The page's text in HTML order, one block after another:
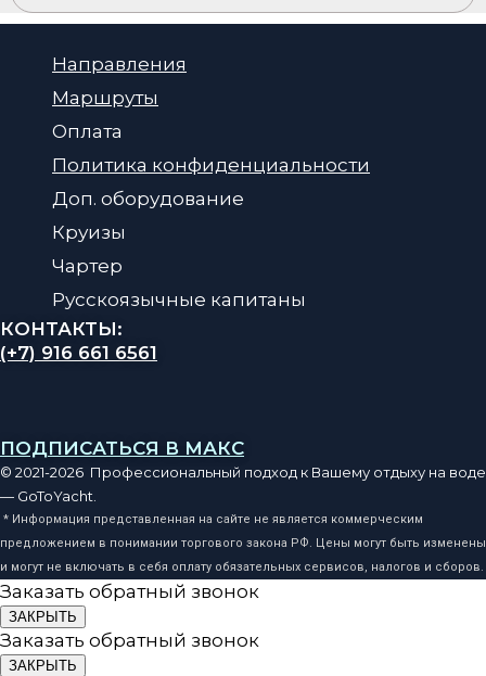
Направления
Маршруты
Оплата
Политика конфиденциальности
Доп. оборудование
Круизы
Чартер
Русскоязычные капитаны
КОНТАКТЫ:
(+7) 916 661 6561
ПОДПИСАТЬСЯ В МАКС
© 2021-2026 Профессиональный подход к Вашему отдыху на воде
— GoToYacht.
* Информация представленная на сайте не является коммерческим
предложением в понимании торгового закона РФ. Цены могут быть изменены
и могут не включать в себя оплату обязательных сервисов, налогов и сборов.
Заказать обратный звонок
ЗАКРЫТЬ
Заказать обратный звонок
ЗАКРЫТЬ